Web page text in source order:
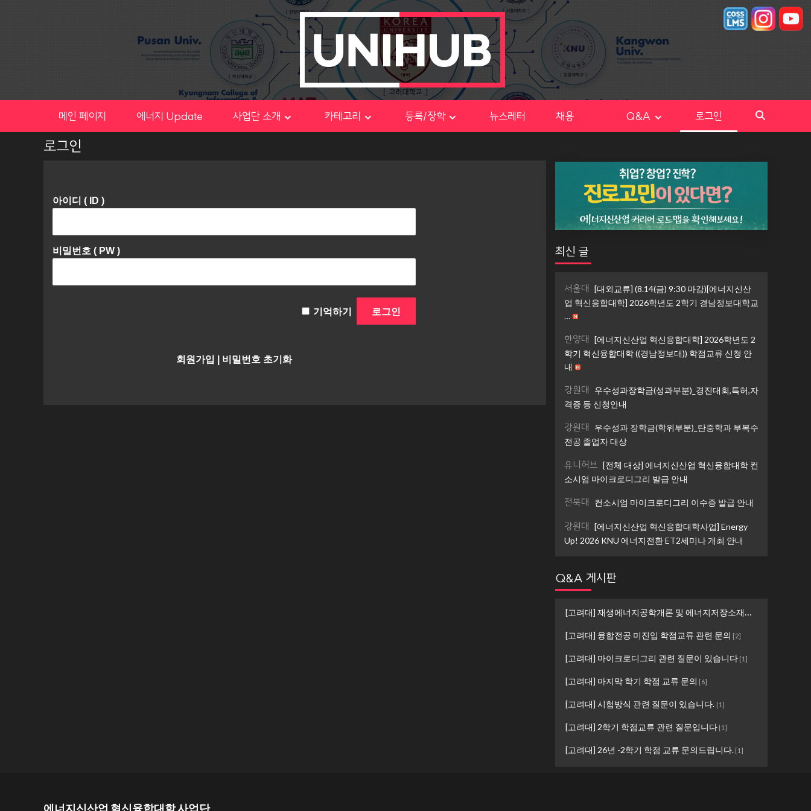
메인 페이지 에너지 Update 사업단 소개 카테고리 등록/장학 뉴스레터 채용 Q&A 로그인
로그인
아이디 ( ID )
비밀번호 ( PW )
기억하기
회원가입 비밀번호 초기화
최신 글
서울대
[대외교류] (8.14(금) 9:30 마감)[에너지신산
업 혁신융합대학] 2026학년도 2학기 경남정보대학교
…
한양대
[에너지신산업 혁신융합대학] 2026학년도 2
학기 혁신융합대학 ((경남정보대)) 학점교류 신청 안
내
강원대
우수성과장학금(성과부분)_경진대회,특허,자
격증 등 신청안내
강원대
우수성과 장학금(학위부분)_탄중학과 부복수
전공 졸업자 대상
유니허브 [전체 대상] 에너지신산업 혁신융합대학 컨
소시엄 마이크로디그리 발급 안내
전북대 컨소시엄 마이크로디그리 이수증 발급 안내
강원대
[에너지신산업 혁신융합대학사업] Energy
Up! 2026 KNU 에너지전환 ET2세미나 개최 안내
Q&A 게시판
[고려대] 재생에너지공학개론 및 에너지저장소재설계 ...
[고려대] 융합전공 미진입 학점교류 관련 문의 [2]
[고려대] 마이크로디그리 관련 질문이 있습니다[1]
[고려대] 마지막 학기 학점 교류 문의 [6]
[고려대] 시험방식 관련 질문이 있습니다. [1]
[고려대] 2학기 학점교류 관련 질문입니다[1]
[고려대] 26년 -2학기 학점 교류 문의드립니다.[1]
에너지신산업 혁신융합대학 사업단